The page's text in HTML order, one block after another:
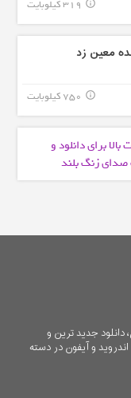
319 کیلوبایت info_outline
معین زد
750 کیلوبایت info_outline
بالا برای دانلود و
زنگ بلند
جدید ترین و
و آیفون در دسته